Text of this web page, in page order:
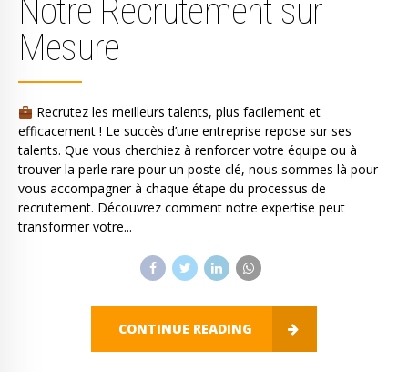
Notre Recrutement sur
Mesure
Recrutez les meilleurs talents, plus facilement et
efficacement ! Le succès d’une entreprise repose sur ses
talents. Que vous cherchiez à renforcer votre équipe ou à
trouver la perle rare pour un poste clé, nous sommes là pour
vous accompagner à chaque étape du processus de
recrutement. Découvrez comment notre expertise peut
transformer votre...
CONTINUE READING